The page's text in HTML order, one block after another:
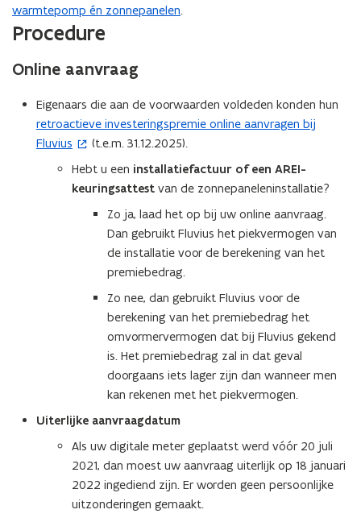
warmtepomp én zonnepanelen.
Procedure
Online aanvraag
Eigenaars die aan de voorwaarden voldeden konden hun
retroactieve investeringspremie online aanvragen bij
Fluvius
(
o
n
(t.e.m. 31.12.2025).
Hebt u een installatiefactuur of een AREI-
keuringsattest van de zonnepaneleninstallatie?
Zo ja, laad het op bij uw online aanvraag.
Dan gebruikt Fluvius het piekvermogen van
de installatie voor de berekening van het
premiebedrag.
Zo nee, dan gebruikt Fluvius voor de
berekening van het premiebedrag het
omvormervermogen dat bij Fluvius gekend
is. Het premiebedrag zal in dat geval
doorgaans iets lager zijn dan wanneer men
kan rekenen met het piekvermogen.
Uiterlijke aanvraagdatum
Als uw digitale meter geplaatst werd vóór 20 juli
2021, dan moest uw aanvraag uiterlijk op 18 januari
2022 ingediend zijn. Er worden geen persoonlijke
uitzonderingen gemaakt.